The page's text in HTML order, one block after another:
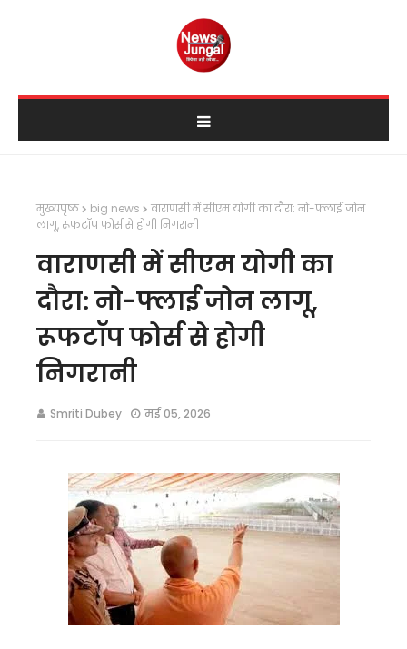
मुख्यपृष्ठ big news
वाराणसी में सीएम योगी का दौरा: नो-फ्लाई जोन
लागू, रूफटॉप फोर्स से होगी निगरानी
वाराणसी में सीएम योगी का
दौरा: नो-फ्लाई जोन लागू,
रूफटॉप फोर्स से होगी
निगरानी
Smriti Dubey मई 05, 2026